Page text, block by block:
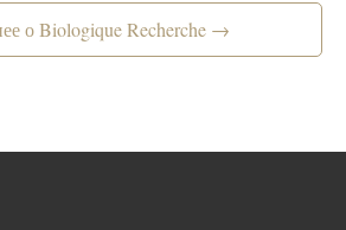
о Biologique Recherche →